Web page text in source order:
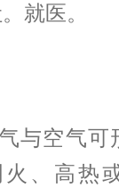
就医。
与空气可
、高热